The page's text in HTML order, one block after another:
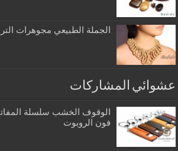
الجملة الطبيعي مجوهرات
عشوائي المشاركات
الوقوف الخشب سلسلة
فون الروبوت